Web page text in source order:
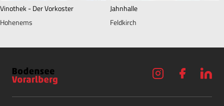
Vinothek - Der Vorkoster
Hohenems
Jahnhalle
Feldkirch